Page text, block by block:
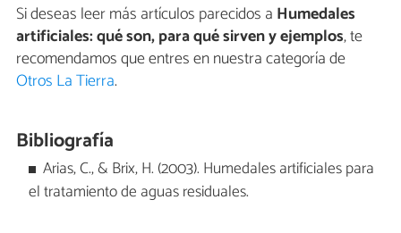
Si deseas leer más artículos parecidos a Humedales
artificiales: qué son, para qué sirven y ejemplos, te
recomendamos que entres en nuestra categoría de
Otros La Tierra.
Bibliografía
Arias, C., & Brix, H. (2003). Humedales artificiales para
el tratamiento de aguas residuales.